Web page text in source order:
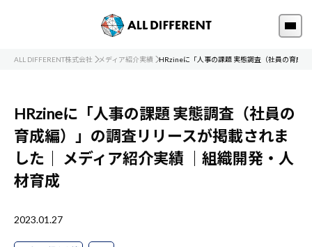
ALL DIFFERENT株式会社 メディア紹介実績 HRzineに「人事の課題 実態調査（社員の育成
HRzineに「人事の課題 実態調査（社員の
育成編）」の調査リリースが掲載されま
した｜ メディア紹介実績
｜組織開発・人
材育成
2023.01.27